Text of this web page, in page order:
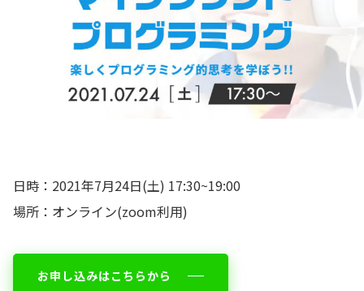
📖 資料請求
👉 無料体験お申込
日時：2021年7月24日(土) 17:30~19:00
場所：オンライン(zoom利用)
お申し込みはこちらから